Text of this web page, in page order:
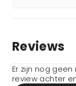
Reviews
Er zijn nog
review achter